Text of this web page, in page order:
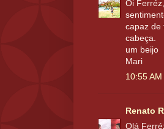
Oi
capaz de
cabeça.
um beijo
Mari
10:55 AM
Renato
Olá